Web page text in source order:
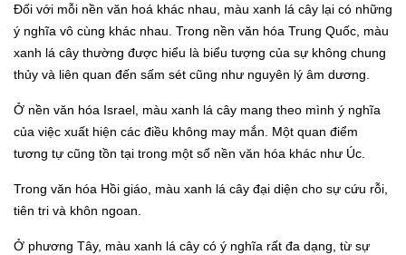
Đối với mỗi nền văn hoá khác nhau, màu xanh lá cây lại có những
ý nghĩa vô cùng khác nhau. Trong nền văn hóa Trung Quốc, màu
xanh lá cây thường được hiểu là biểu tượng của sự không chung
thủy và liên quan đến sấm sét cũng như nguyên lý âm dương.
Ở nền văn hóa Israel, màu xanh lá cây mang theo mình ý nghĩa
của việc xuất hiện các điều không may mắn. Một quan điểm
tương tự cũng tồn tại trong một số nền văn hóa khác như Úc.
Trong văn hóa Hồi giáo, màu xanh lá cây đại diện cho sự cứu rỗi,
tiên tri và khôn ngoan.
Ở phương Tây, màu xanh lá cây có ý nghĩa rất đa dạng, từ sự